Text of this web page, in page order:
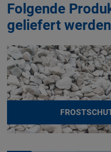
Folgende
geliefert